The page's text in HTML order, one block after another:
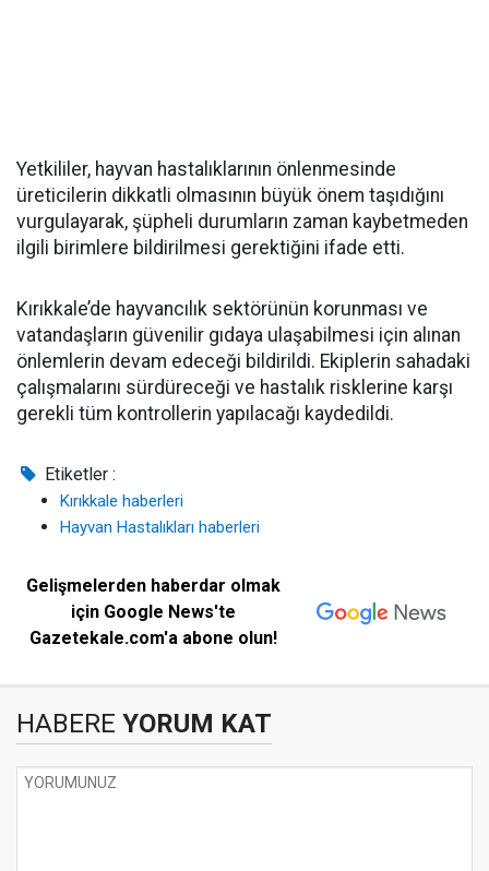
Yetkililer, hayvan hastalıklarının önlenmesinde
üreticilerin dikkatli olmasının büyük önem taşıdığını
vurgulayarak, şüpheli durumların zaman kaybetmeden
ilgili birimlere bildirilmesi gerektiğini ifade etti.
Kırıkkale’de hayvancılık sektörünün korunması ve
vatandaşların güvenilir gıdaya ulaşabilmesi için alınan
önlemlerin devam edeceği bildirildi. Ekiplerin sahadaki
çalışmalarını sürdüreceği ve hastalık risklerine karşı
gerekli tüm kontrollerin yapılacağı kaydedildi.
Etiketler :
Kırıkkale haberleri
Hayvan Hastalıkları haberleri
Gelişmelerden haberdar olmak
için Google News'te
Gazetekale.com'a abone olun!
HABERE YORUM KAT